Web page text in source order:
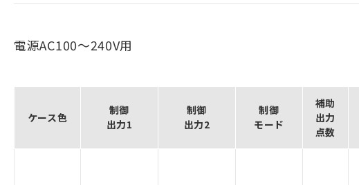
電源AC100～240V用
ケース色
制御
出力1
制御
出力2
制御
モード
補助
出力
点数